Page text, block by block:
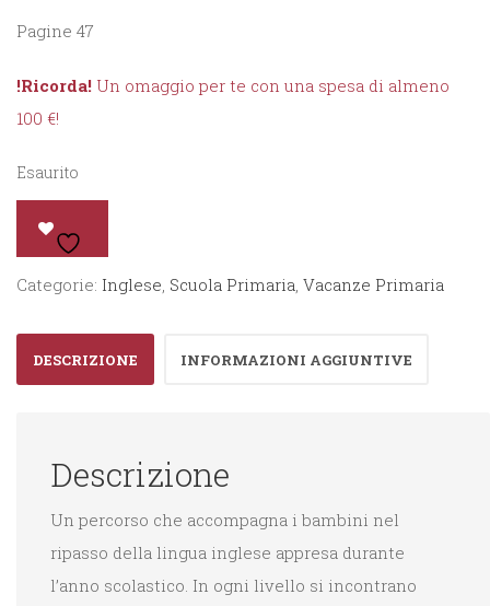
Pagine 47
!Ricorda! Un omaggio per te con una spesa di almeno
100 €!
Esaurito
Categorie: Inglese, Scuola Primaria, Vacanze Primaria
DESCRIZIONE INFORMAZIONI AGGIUNTIVE
Descrizione
Un percorso che accompagna i bambini nel
ripasso della lingua inglese appresa durante
l’anno scolastico. In ogni livello si incontrano